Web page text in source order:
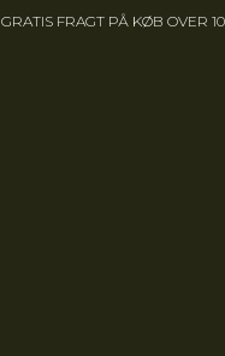
GRATIS FRAGT PÅ KØB OVER